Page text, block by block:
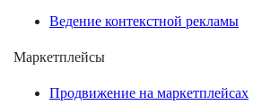
Ведение контекстной рекламы
Маркетплейсы
Продвижение на маркетплейсах